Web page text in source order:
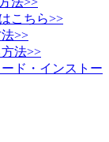
こちら>>
>>
法>>
ド・インストー